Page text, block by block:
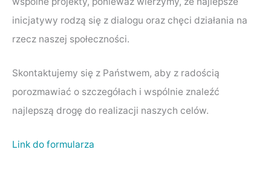
inicjatywy rodzą się z dialogu oraz chęci działania na
rzecz naszej społeczności.
Skontaktujemy się z Państwem, aby z radością
porozmawiać o szczegółach i wspólnie znaleźć
najlepszą drogę do realizacji naszych celów.
Link do formularza